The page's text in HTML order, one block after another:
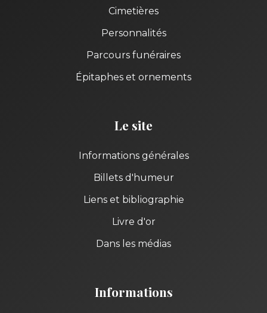
Cimetières
Personnalités
Parcours funéraires
Épitaphes et ornements
Le site
Informations générales
Billets d'humeur
Liens et bibliographie
Livre d'or
Dans les médias
Informations